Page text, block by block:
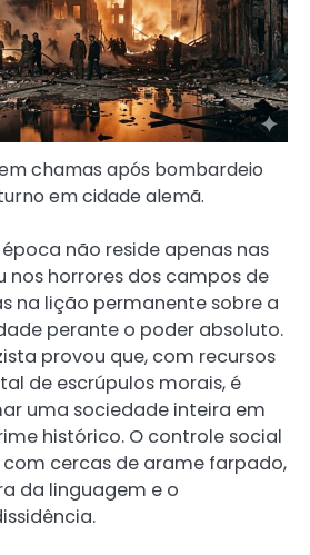
chamas após bombardeio
em cidade alemã.
não reside apenas nas
nos horrores dos campos de
na lição permanente sobre a
perante o poder absoluto.
provou que, com recursos
de escrúpulos morais, é
uma sociedade inteira em
histórico. O controle social
com cercas de arame farpado,
da linguagem e o